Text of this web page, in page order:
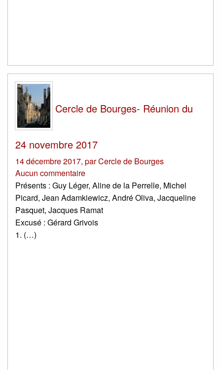
Cercle de Bourges- Réunion du
24 novembre 2017
14 décembre 2017, parCercle de Bourges
Aucun commentaire
Présents : Guy Léger, Aline de la Perrelle, Michel
Picard, Jean Adamkiewicz, André Oliva, Jacqueline
Pasquet, Jacques Ramat
Excusé : Gérard Grivois
1. (…)